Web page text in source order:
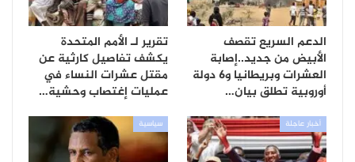
الدعم السريع تقصف
الأبيض من جديد..إصابة
العشرات وبريطانيا و6 دولة
أوروبية تطلق بيان…
تقرير لـ الأمم المتحدة
يكشف تفاصيل كارثية عن
مقتل عشرات النساء في
عمليات إغتصاب وحشية…
أخبار عاجلة سياسية